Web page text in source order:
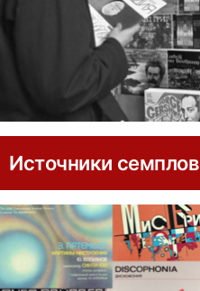
Источники семплов